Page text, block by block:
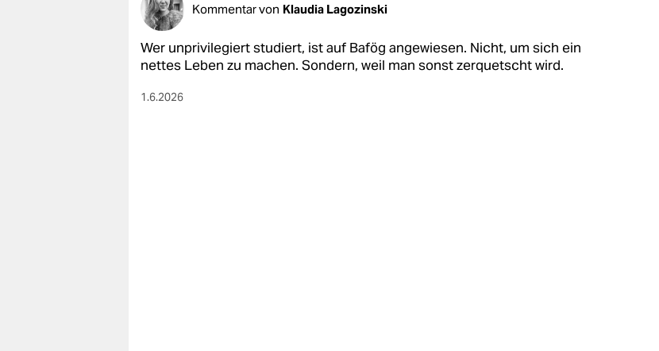
Kommentar von Klaudia Lagozinski
Wer unprivilegiert studiert, ist auf Bafög angewiesen. Nicht, um sich ein
nettes Leben zu machen. Sondern, weil man sonst zerquetscht wird.
1.6.2026